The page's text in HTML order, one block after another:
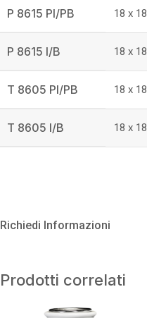
P 8615 PI/PB 18 x 18
P 8615 I/B 18 x 18
T 8605 PI/PB 18 x 18
T 8605 I/B 18 x 18
Richiedi Informazioni
Prodotti correlati